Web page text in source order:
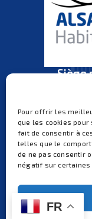
Pour offrir les
que les cookies
fait de consentir à
telles que le
de ne pas consentir
négatif sur certaines
Siège
4 rue
03 88
Ouvert du
de 8h30 à
FR